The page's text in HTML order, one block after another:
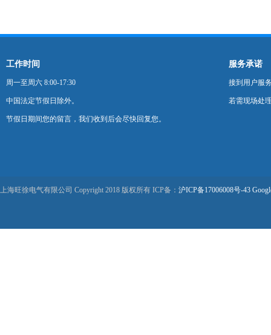
工作时间
周一至周六 8:00-17:30
中国法定节假日除外。
节假日期间您的留言，我们收到后会尽快回复您。
服务承诺
接到用户服
若需现场处
上海旺徐电气有限公司 Copyright 2018 版权所有 ICP备： 沪ICP备17006008号-43